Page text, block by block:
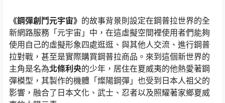
《鋼彈創鬥元宇宙》 的故事背景則設定在鋼普拉世界的全
新網路服務「元宇宙」中，在這虛擬空間裡使用者們能夠
使用自己的虛擬形象四處逛逛、與其他人交流、進行鋼普
拉對戰，甚至是實際購買鋼普拉商品。來到這個新世界的
主角是名為北條利央的少年，居住在夏威夷的他熱愛著鋼
彈模型，其製作的機體「燦陽鋼彈」也受到日本人祖父的
影響，融合了日本文化、武士、忍者以及照耀著家鄉夏威